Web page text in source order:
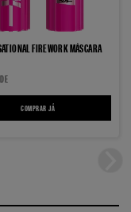
FIREWORK MÁSCARA
COMPRAR JÁ
4